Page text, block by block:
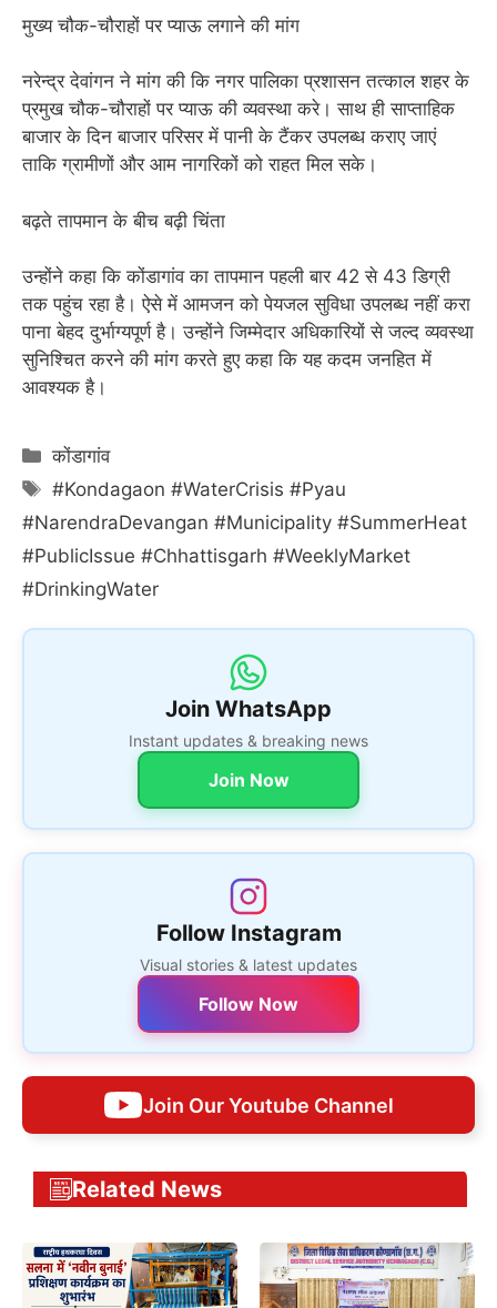
मुख्य चौक-चौराहों पर प्याऊ लगाने की मांग
नरेन्द्र देवांगन ने मांग की कि नगर पालिका प्रशासन तत्काल शहर के
प्रमुख चौक-चौराहों पर प्याऊ की व्यवस्था करे। साथ ही साप्ताहिक
बाजार के दिन बाजार परिसर में पानी के टैंकर उपलब्ध कराए जाएं
ताकि ग्रामीणों और आम नागरिकों को राहत मिल सके।
बढ़ते तापमान के बीच बढ़ी चिंता
उन्होंने कहा कि कोंडागांव का तापमान पहली बार 42 से 43 डिग्री
तक पहुंच रहा है। ऐसे में आमजन को पेयजल सुविधा उपलब्ध नहीं करा
पाना बेहद दुर्भाग्यपूर्ण है। उन्होंने जिम्मेदार अधिकारियों से जल्द व्यवस्था
सुनिश्चित करने की मांग करते हुए कहा कि यह कदम जनहित में
आवश्यक है।
Categories
कोंडागांव
Tags
#Kondagaon #WaterCrisis #Pyau
#NarendraDevangan #Municipality #SummerHeat
#PublicIssue #Chhattisgarh #WeeklyMarket
#DrinkingWater
Join WhatsApp
Instant updates & breaking news
Join Now
Follow Instagram
Visual stories & latest updates
Follow Now
Join Our Youtube Channel
Related News